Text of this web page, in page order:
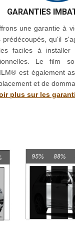
GARANTIES
une garantie à
prédécoupés, qu'il
faciles à
Le film
est également
et de
plus sur les